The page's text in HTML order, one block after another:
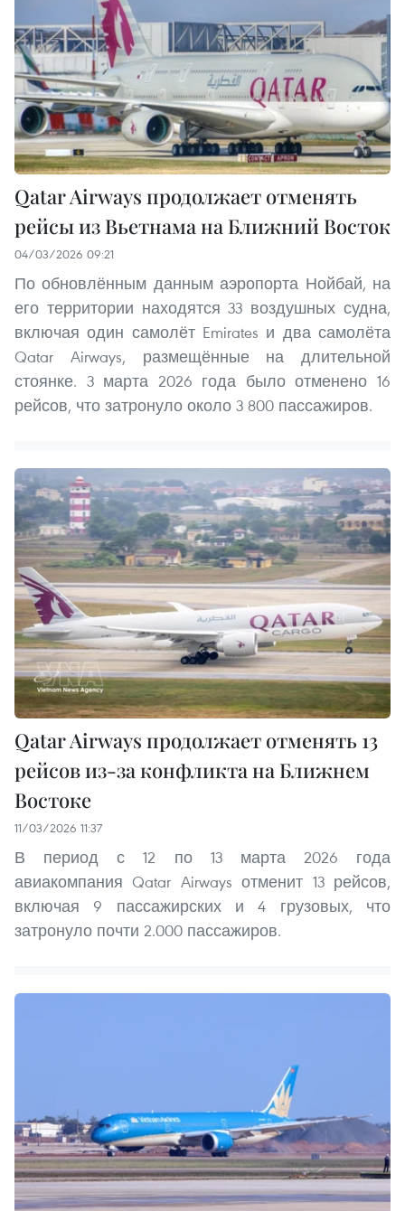
Qatar Airways продолжает отменять
рейсы из Вьетнама на Ближний Восток
04/03/2026 09:21
По обновлённым данным аэропорта Нойбай, на
его территории находятся 33 воздушных судна,
включая один самолёт Emirates и два самолёта
Qatar Airways, размещённые на длительной
стоянке. 3 марта 2026 года было отменено 16
рейсов, что затронуло около 3 800 пассажиров.
Qatar Airways продолжает отменять 13
рейсов из-за конфликта на Ближнем
Востоке
11/03/2026 11:37
В период с 12 по 13 марта 2026 года
авиакомпания Qatar Airways отменит 13 рейсов,
включая 9 пассажирских и 4 грузовых, что
затронуло почти 2.000 пассажиров.